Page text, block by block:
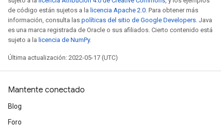
de código están sujetos a la licencia Apache 2.0. Para obtener más
información, consulta las políticas del sitio de Google Developers. Java
es una marca registrada de Oracle o sus afiliados. Cierto contenido está
sujeto a la licencia de NumPy.
Última actualización: 2022-05-17 (UTC)
Mantente conectado
Blog
Foro